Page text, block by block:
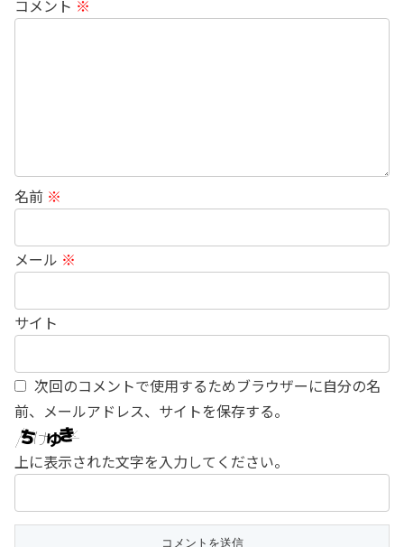
コメント ※
名前 ※
メール ※
サイト
次回のコメントで使用するためブラウザーに自分の名
前、メールアドレス、サイトを保存する。
上に表示された文字を入力してください。